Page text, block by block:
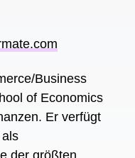
Business
of Economics
Er verfügt
der größten